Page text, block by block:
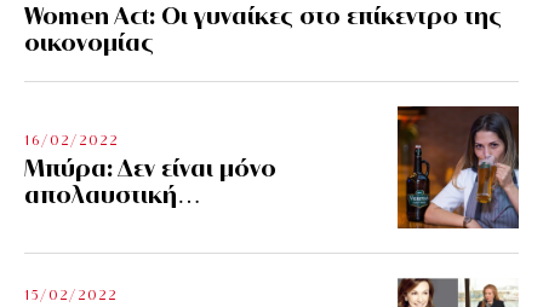
Women Act: Οι γυναίκες στο επίκεντρο της
οικονομίας
16/02/2022
Μπύρα: Δεν είναι μόνο
απολαυστική…
15/02/2022